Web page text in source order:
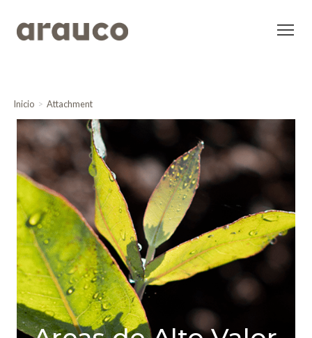
Inicio Attachment